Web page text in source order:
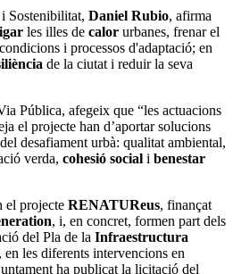
Sostenibilitat, Daniel Rubio, afirma
les illes de calor urbanes, frenar el
i processos d'adaptació; en
de la ciutat i reduir la seva
Pública, afegeix que “les actuacions
el projecte han d’aportar solucions
desafiament urbà: qualitat ambiental,
verda, cohesió social i benestar
el projecte RENATUReus, finançat
, i, en concret, formen part dels
del Pla de la Infraestructura
les diferents intervencions en
ha publicat la licitació del